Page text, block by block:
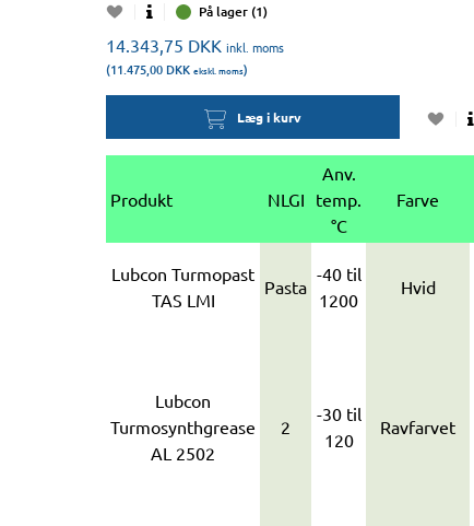
På lager (1)
14.343,75 DKK inkl. moms
(11.475,00 DKK ekskl. moms)
Læg i kurv
Produkt NLGI
Anv.
temp.
°C
Farve
Lubcon Turmopast
TAS LMI
Pasta
-40 til
1200
Hvid
Lubcon
Turmosynthgrease
AL 2502
2
-30 til
120
Ravfarvet